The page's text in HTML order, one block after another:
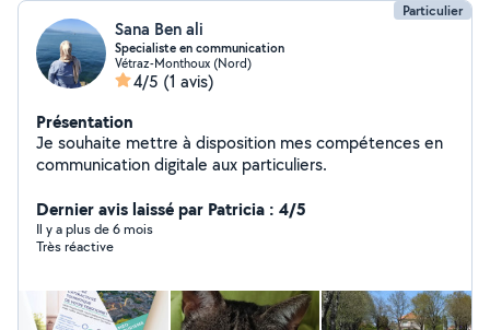
Particulier
Sana Ben ali
Specialiste en communication
Vétraz-Monthoux (Nord)
4/5 (1 avis)
Présentation
Je souhaite mettre à disposition mes compétences en
communication digitale aux particuliers.
Dernier avis laissé par Patricia : 4/5
Il y a plus de 6 mois
Très réactive